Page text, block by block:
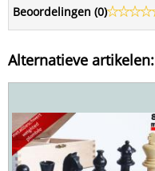
Beoordelingen (0)
Alternatieve artikelen: